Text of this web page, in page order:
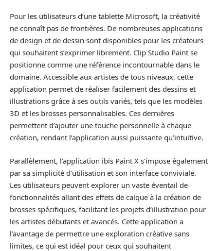
Pour les utilisateurs d’une tablette Microsoft, la créativité
ne connaît pas de frontières. De nombreuses applications
de design et de dessin sont disponibles pour les créateurs
qui souhaitent s’exprimer librement. Clip Studio Paint se
positionne comme une référence incontournable dans le
domaine. Accessible aux artistes de tous niveaux, cette
application permet de réaliser facilement des dessins et
illustrations grâce à ses outils variés, tels que les modèles
3D et les brosses personnalisables. Ces dernières
permettent d’ajouter une touche personnelle à chaque
création, rendant l’application aussi puissante qu’intuitive.
Parallèlement, l’application ibis Paint X s’impose également
par sa simplicité d’utilisation et son interface conviviale.
Les utilisateurs peuvent explorer un vaste éventail de
fonctionnalités allant des effets de calque à la création de
brosses spécifiques, facilitant les projets d’illustration pour
les artistes débutants et avancés. Cette application a
l’avantage de permettre une exploration créative sans
limites, ce qui est idéal pour ceux qui souhaitent